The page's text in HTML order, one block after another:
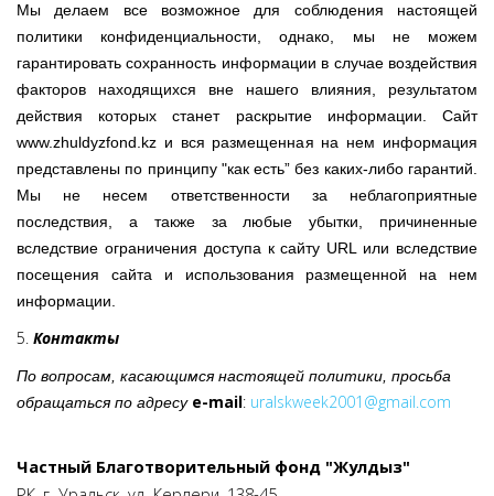
Мы делаем все возможное для соблюдения настоящей
политики конфиденциальности, однако, мы не можем
гарантировать сохранность информации в случае воздействия
факторов находящихся вне нашего влияния, результатом
действия которых станет раскрытие информации. Сайт
www.zhuldyzfond.kz и вся размещенная на нем информация
представлены по принципу "как есть” без каких-либо гарантий.
Мы не несем ответственности за неблагоприятные
последствия, а также за любые убытки, причиненные
вследствие ограничения доступа к сайту URL или вследствие
посещения сайта и использования размещенной на нем
информации.
5. Контакты
По вопросам, касающимся настоящей политики, просьба
обращаться по адресу e-mail: uralskweek2001@gmail.com
Частный Благотворительный фонд "Жулдыз"